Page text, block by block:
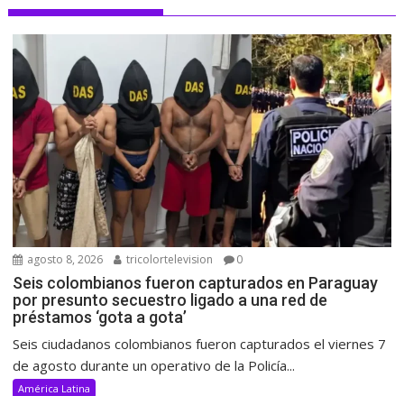
agosto 8, 2026 tricolortelevision 0
Seis colombianos fueron capturados en Paraguay
por presunto secuestro ligado a una red de
préstamos ‘gota a gota’
Seis ciudadanos colombianos fueron capturados el viernes 7
de agosto durante un operativo de la Policía...
América Latina